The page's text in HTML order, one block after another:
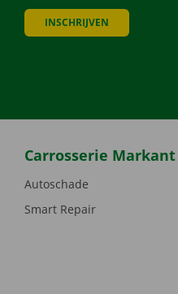
INSCHRIJVEN
Carrosserie Markant
Autoschade
Smart Repair